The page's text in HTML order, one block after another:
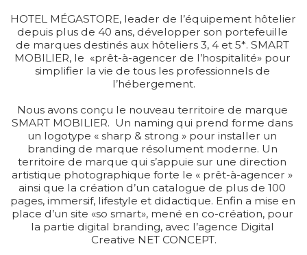
HOTEL MÉGASTORE, leader de l’équipement hôtelier
depuis plus de 40 ans, développer son portefeuille
de marques destinés aux hôteliers 3, 4 et 5*. SMART
MOBILIER, le  «prêt-à-agencer de l’hospitalité» pour
simplifier la vie de tous les professionnels de
l’hébergement.
Nous avons conçu le nouveau territoire de marque
SMART MOBILIER.  Un naming qui prend forme dans
un logotype « sharp & strong » pour installer un
branding de marque résolument moderne. Un
territoire de marque qui s’appuie sur une direction
artistique photographique forte le « prêt-à-agencer »
ainsi que la création d’un catalogue de plus de 100
pages, immersif, lifestyle et didactique. Enfin a mise en
place d’un site «so smart», mené en co-création, pour
la partie digital branding, avec l’agence Digital
Creative NET CONCEPT.